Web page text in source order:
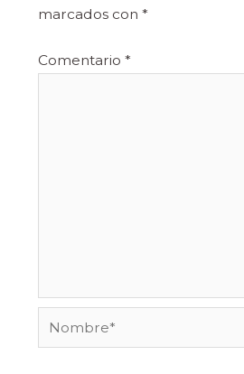
marcados con *
Comentario *
Nombre*